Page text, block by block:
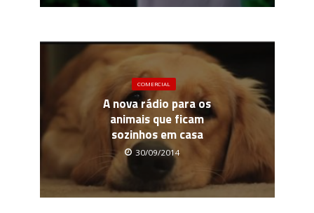
COMERCIAL
A nova rádio para os
animais que ficam
sozinhos em casa
30/09/2014